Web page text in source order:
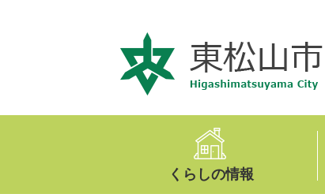
くらしの情報